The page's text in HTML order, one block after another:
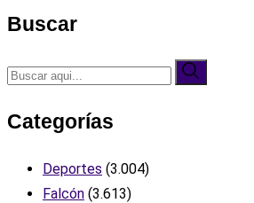
Buscar
Categorías
Deportes (3.004)
Falcón (3.613)